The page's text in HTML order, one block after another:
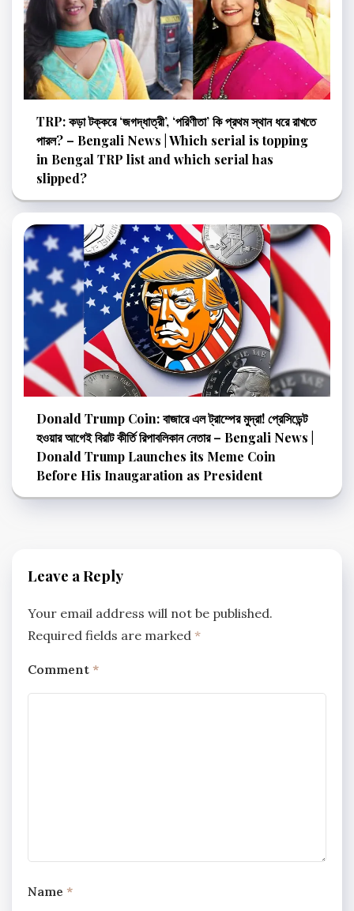
TRP: কড়া টক্করে ‘জগদ্ধাত্রী’, ‘পরিণীতা’ কি প্রথম স্থান ধরে রাখতে
পারল? – Bengali News | Which serial is topping
in Bengal TRP list and which serial has
slipped?
Donald Trump Coin: বাজারে এল ট্রাম্পের মুদ্রা! প্রেসিডেন্ট
হওয়ার আগেই বিরাট কীর্তি রিপাবলিকান নেতার – Bengali News |
Donald Trump Launches its Meme Coin
Before His Inaugaration as President
Leave a Reply
Your email address will not be published.
Required fields are marked *
Comment *
Name *